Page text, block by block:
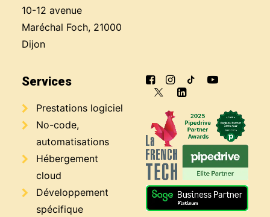
10-12 avenue
Maréchal Foch, 21000
Dijon
Services
Prestations logiciel
No-code,
automatisations
Hébergement
cloud
Développement
spécifique